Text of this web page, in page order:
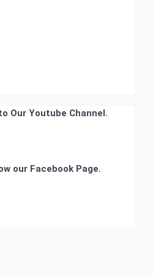
Our Youtube Channel.
our Facebook Page.